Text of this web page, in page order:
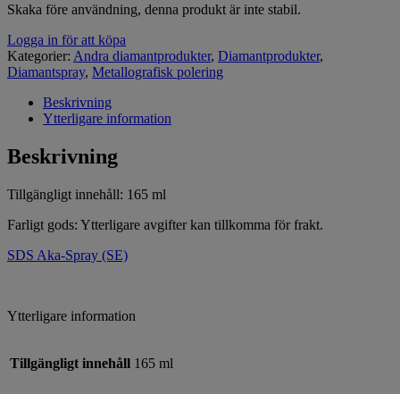
Skaka före användning, denna produkt är inte stabil.
Logga in för att köpa
Kategorier: Andra diamantprodukter, Diamantprodukter,
Diamantspray, Metallografisk polering
Beskrivning
Ytterligare information
Beskrivning
Tillgängligt innehåll: 165 ml
Farligt gods: Ytterligare avgifter kan tillkomma för frakt.
SDS Aka-Spray (SE)
Ytterligare information
Tillgängligt innehåll 165 ml